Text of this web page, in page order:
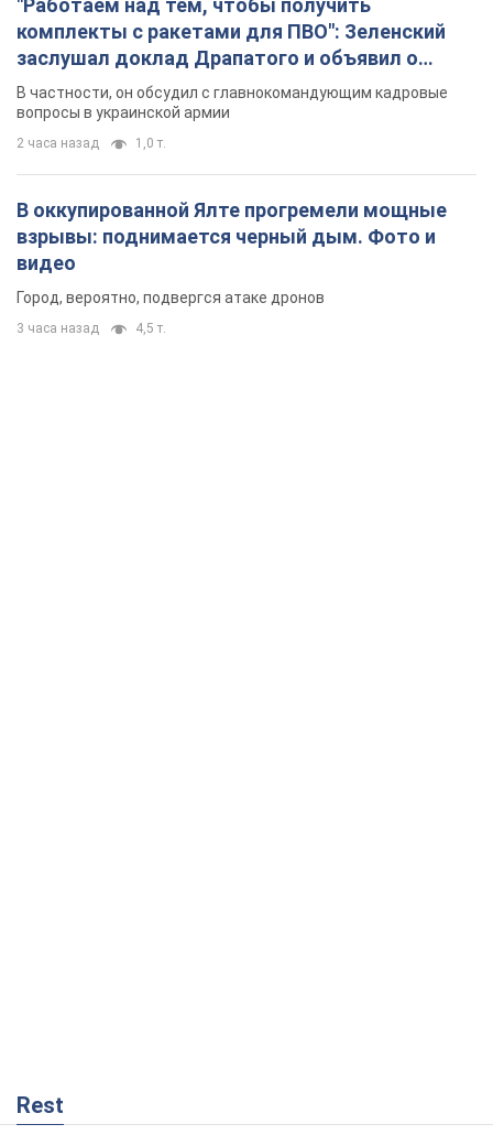
"Работаем над тем, чтобы получить
комплекты с ракетами для ПВО": Зеленский
заслушал доклад Драпатого и объявил о
новых мерах
В частности, он обсудил с главнокомандующим кадровые
вопросы в украинской армии
2 часа назад 1,0 т.
В оккупированной Ялте прогремели мощные
взрывы: поднимается черный дым. Фото и
видео
Город, вероятно, подвергся атаке дронов
3 часа назад 4,5 т.
Rest